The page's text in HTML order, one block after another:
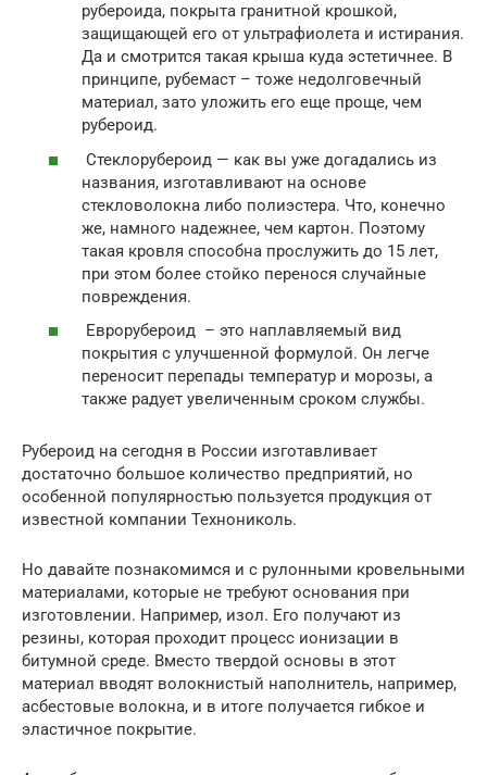
рубероида, покрыта гранитной крошкой,
защищающей его от ультрафиолета и истирания.
Да и смотрится такая крыша куда эстетичнее. В
принципе, рубемаст – тоже недолговечный
материал, зато уложить его еще проще, чем
рубероид.
Стеклорубероид — как вы уже догадались из
названия, изготавливают на основе
стекловолокна либо полиэстера. Что, конечно
же, намного надежнее, чем картон. Поэтому
такая кровля способна прослужить до 15 лет,
при этом более стойко перенося случайные
повреждения.
Еврорубероид – это наплавляемый вид
покрытия с улучшенной формулой. Он легче
переносит перепады температур и морозы, а
также радует увеличенным сроком службы.
Рубероид на сегодня в России изготавливает
достаточно большое количество предприятий, но
особенной популярностью пользуется продукция от
известной компании Технониколь.
Но давайте познакомимся и с рулонными кровельными
материалами, которые не требуют основания при
изготовлении. Например, изол. Его получают из
резины, которая проходит процесс ионизации в
битумной среде. Вместо твердой основы в этот
материал вводят волокнистый наполнитель, например,
асбестовые волокна, и в итоге получается гибкое и
эластичное покрытие.